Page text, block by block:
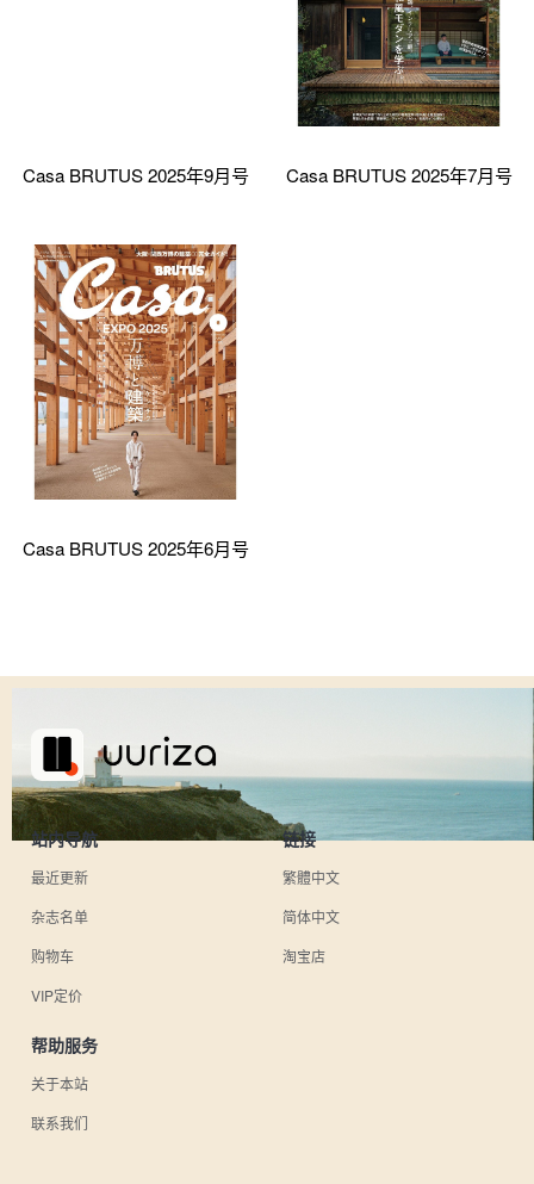
Casa BRUTUS 2025年9月号 Casa BRUTUS 2025年7月号
Casa BRUTUS 2025年6月号
站内导航
最近更新
杂志名单
购物车
VIP定价
链接
繁體中文
简体中文
淘宝店
帮助服务
关于本站
联系我们